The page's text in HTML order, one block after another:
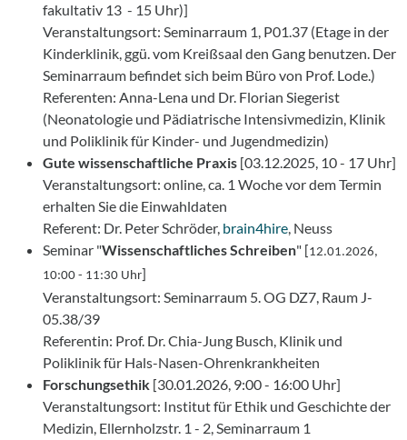
fakultativ 13 - 15 Uhr)]
Veranstaltungsort: Seminarraum 1, P01.37 (Etage in der
Kinderklinik, ggü. vom Kreißsaal den Gang benutzen. Der
Seminarraum befindet sich beim Büro von Prof. Lode.)
Referenten: Anna-Lena und Dr. Florian Siegerist
(Neonatologie und Pädiatrische Intensivmedizin, Klinik
und Poliklinik für Kinder- und Jugendmedizin)
Gute wissenschaftliche Praxis [03.12.2025, 10 - 17 Uhr]
Veranstaltungsort: online, ca. 1 Woche vor dem Termin
erhalten Sie die Einwahldaten
Referent: Dr. Peter Schröder, brain4hire, Neuss
Seminar "Wissenschaftliches Schreiben" [12.01.2026,
10:00 - 11:30 Uhr]
Veranstaltungsort: Seminarraum 5. OG DZ7, Raum J-
05.38/39
Referentin: Prof. Dr. Chia-Jung Busch, Klinik und
Poliklinik für Hals-Nasen-Ohrenkrankheiten
Forschungsethik [30.01.2026, 9:00 - 16:00 Uhr]
Veranstaltungsort: Institut für Ethik und Geschichte der
Medizin, Ellernholzstr. 1 - 2, Seminarraum 1